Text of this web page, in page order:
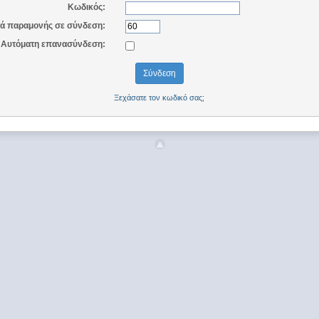
Κωδικός:
παραμονής σε σύνδεση:
Αυτόματη επανασύνδεση:
Ξεχάσατε τον κωδικό σας;